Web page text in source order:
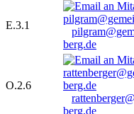
E.3.1
berg.de
O.2.6
berg.de